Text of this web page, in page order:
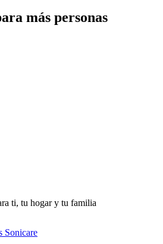
más personas
ti, tu hogar y tu familia
Sonicare